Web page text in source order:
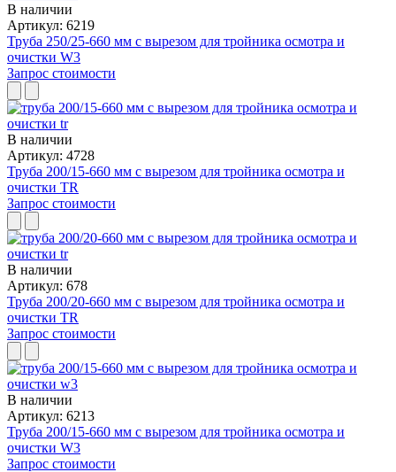
В наличии
Артикул: 6219
Труба 250/25-660 мм с вырезом для тройника осмотра и
очистки W3
Запрос стоимости
В наличии
Артикул: 4728
Труба 200/15-660 мм с вырезом для тройника осмотра и
очистки TR
Запрос стоимости
В наличии
Артикул: 678
Труба 200/20-660 мм с вырезом для тройника осмотра и
очистки TR
Запрос стоимости
В наличии
Артикул: 6213
Труба 200/15-660 мм с вырезом для тройника осмотра и
очистки W3
Запрос стоимости